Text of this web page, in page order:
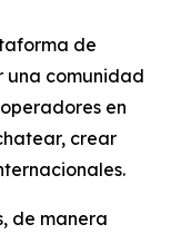
de
una comunidad
en
crear
de manera